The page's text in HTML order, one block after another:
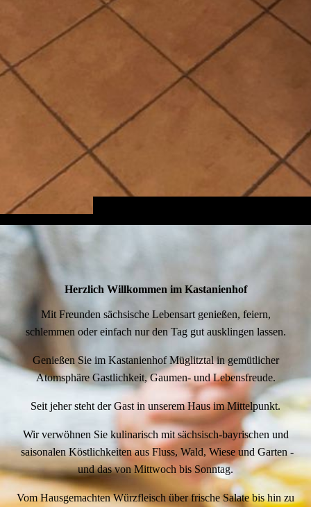
Herzlich Willkommen im Kastanienhof
Mit Freunden sächsische Lebensart genießen, feiern,
schlemmen oder einfach nur den Tag gut ausklingen lassen.
Genießen Sie im Kastanienhof Müglitztal in gemütlicher
Atomsphäre Gastlichkeit, Gaumen- und Lebensfreude.
Seit jeher steht der Gast in unserem Haus im Mittelpunkt.
Wir verwöhnen Sie kulinarisch mit sächsisch-bayrischen und
saisonalen Köstlichkeiten aus Fluss, Wald, Wiese und Garten -
und das von Mittwoch bis Sonntag.
Vom Hausgemachten Würzfleisch über frische Salate bis hin zu